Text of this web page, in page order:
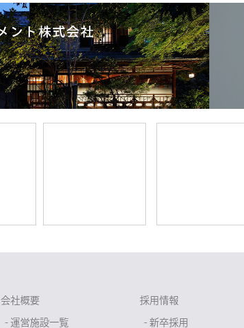
会社概要
- 運営施設一覧
採用情報
- 新卒採用